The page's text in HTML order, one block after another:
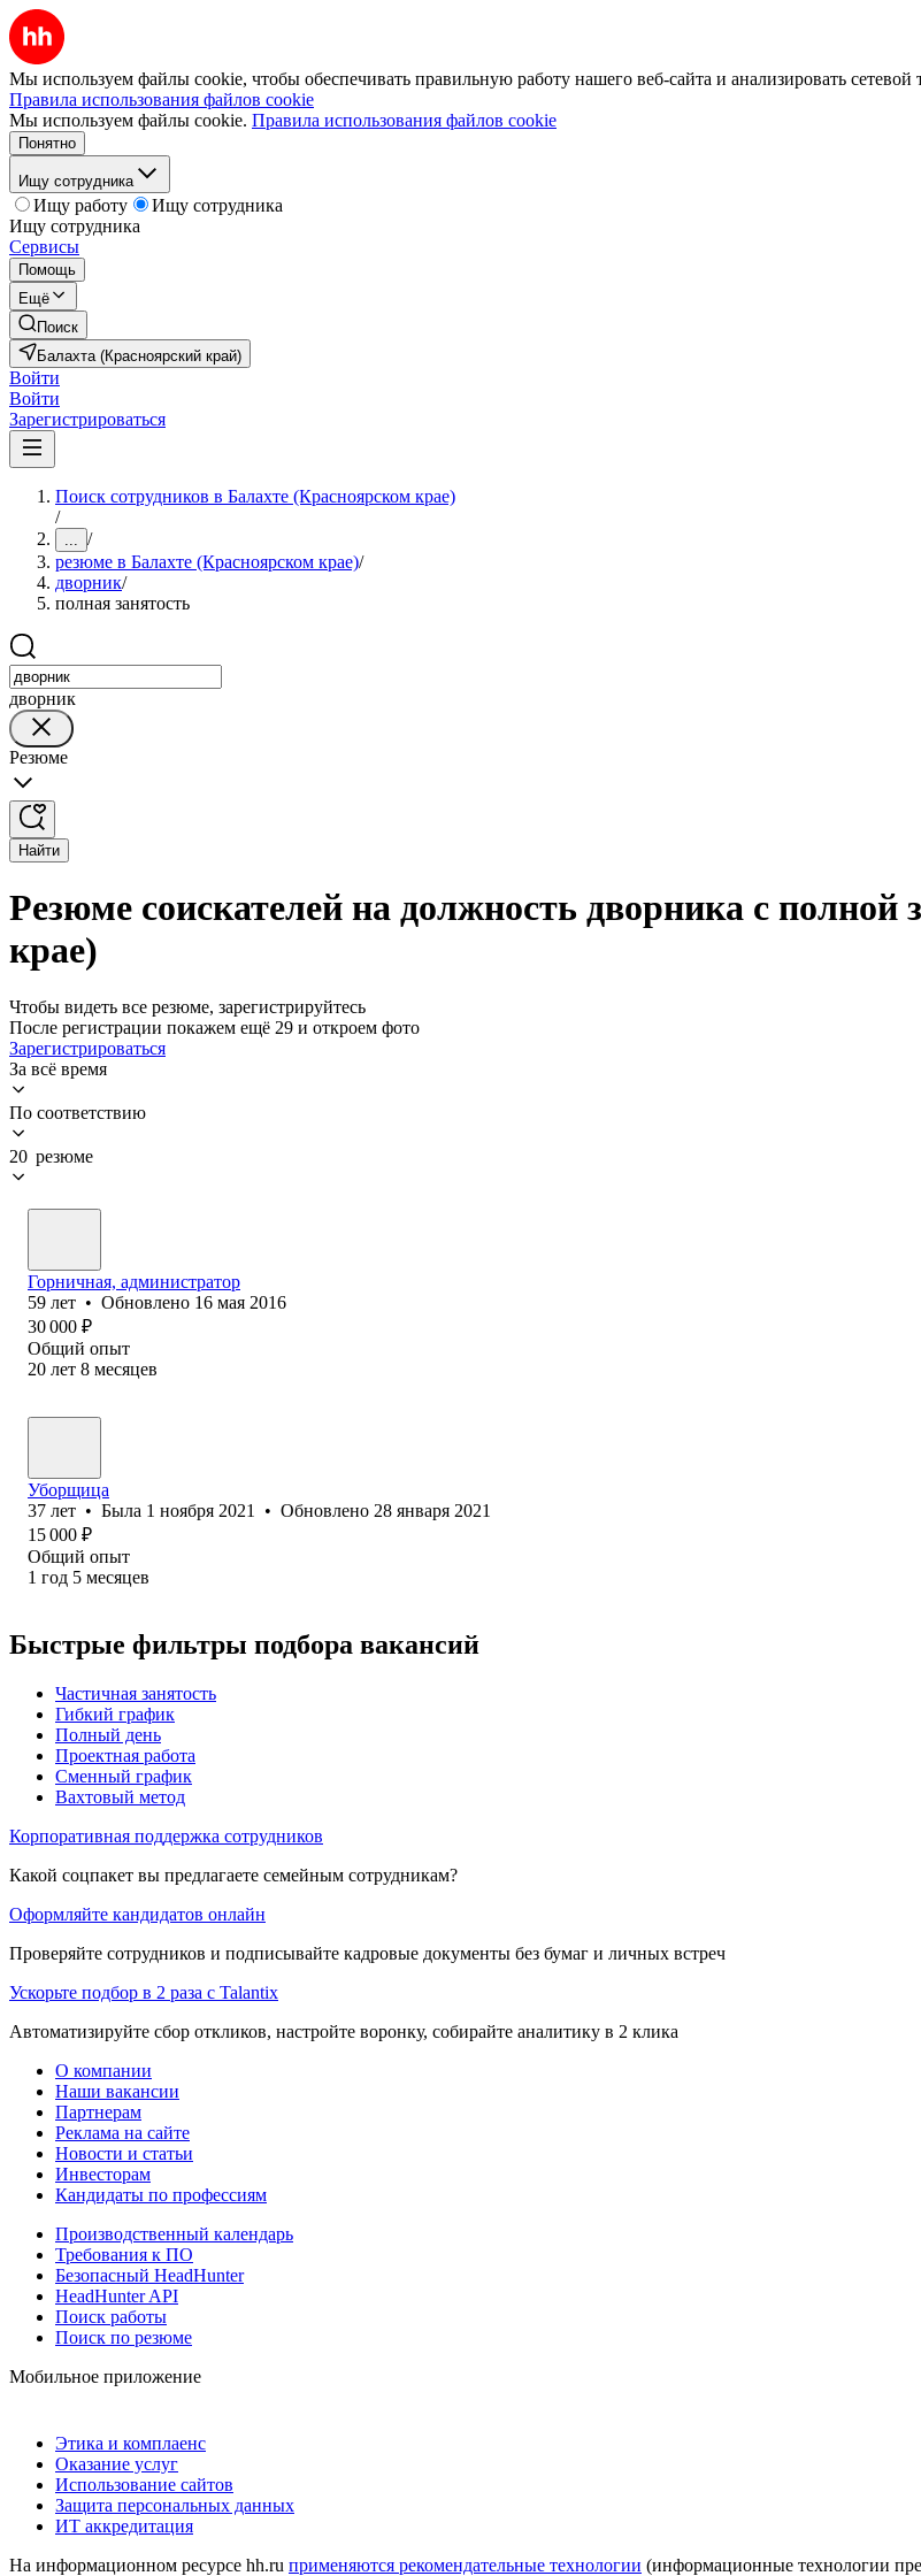
Мы используем файлы cookie, чтобы обеспечивать правильную работу нашего веб-сайта и анализировать сетевой
Правила использования файлов cookie
Мы используем файлы cookie. Правила использования файлов cookie
Понятно
Ищу сотрудника
Ищу работу
Ищу сотрудника
Ищу сотрудника
Сервисы
Помощь
Ещё
Поиск
Балахта (Красноярский край)
Войти
Войти
Зарегистрироваться
Поиск сотрудников в Балахте (Красноярском крае)
/
... /
резюме в Балахте (Красноярском крае)/
дворник/
полная занятость
дворник
Резюме
Найти
Резюме соискателей на должность дворника с
крае)
Чтобы видеть все резюме, зарегистрируйтесь
После регистрации покажем ещё 29 и откроем фото
Зарегистрироваться
За всё время
По соответствию
20 резюме
Горничная, администратор
59 лет • Обновлено 16 мая 2016
30 000 ₽
Общий опыт
20 лет 8 месяцев
Уборщица
37 лет • Была 1 ноября 2021 • Обновлено 28 января 2021
15 000 ₽
Общий опыт
1 год 5 месяцев
Быстрые фильтры подбора вакансий
Частичная занятость
Гибкий график
Полный день
Проектная работа
Сменный график
Вахтовый метод
Корпоративная поддержка сотрудников
Какой соцпакет вы предлагаете семейным сотрудникам?
Оформляйте кандидатов онлайн
Проверяйте сотрудников и подписывайте кадровые документы без бумаг и личных встреч
Ускорьте подбор в 2 раза с Talantix
Автоматизируйте сбор откликов, настройте воронку, собирайте аналитику в 2 клика
О компании
Наши вакансии
Партнерам
Реклама на сайте
Новости и статьи
Инвесторам
Кандидаты по профессиям
Производственный календарь
Требования к ПО
Безопасный HeadHunter
HeadHunter API
Поиск работы
Поиск по резюме
Мобильное приложение
Этика и комплаенс
Оказание услуг
Использование сайтов
Защита персональных данных
ИТ аккредитация
На информационном ресурсе hh.ru применяются рекомендательные технологии (информационные технологии